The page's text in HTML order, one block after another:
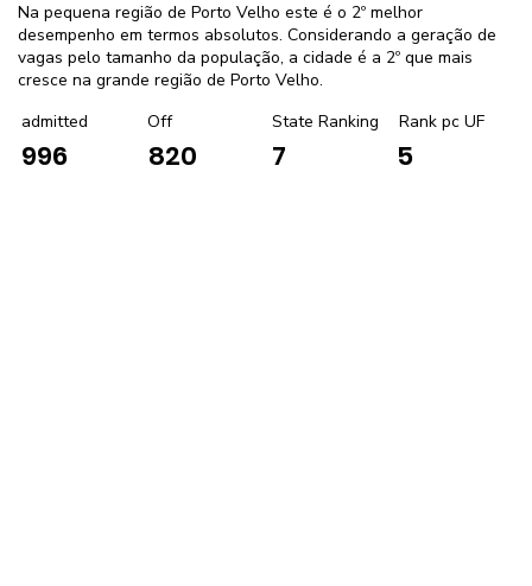
Na pequena região de Porto Velho este é o 2º melhor
desempenho em termos absolutos. Considerando a geração de
vagas pelo tamanho da população, a cidade é a 2º que mais
cresce na grande região de Porto Velho.
admitted
996
Off
820
State Ranking
7
Rank pc UF
5